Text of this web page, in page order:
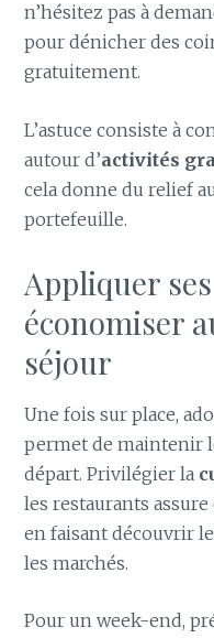
n’hésitez pas à
pour dénicher des
gratuitement.
L’astuce consiste à
autour d’activités
cela donne du relief
portefeuille.
Appliquer
économiser
séjour
Une fois sur place,
permet de maintenir
départ. Privilégier la
les restaurants
en faisant découvrir
les marchés.
Pour un week-end,